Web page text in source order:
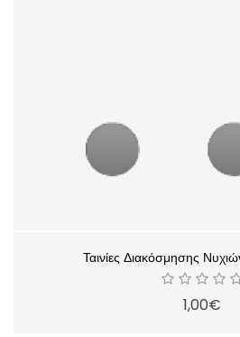
Ταινίες Διακόσμησης
1,00€